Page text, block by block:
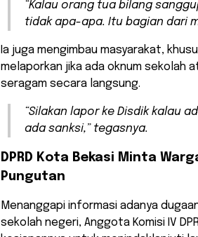
“Kalau orang tua bilang
tidak apa-apa. Itu bagian dari
Ia juga mengimbau masyarakat,
melaporkan jika ada oknum sekolah
seragam secara langsung.
“Silakan lapor ke Disdik kalau
ada sanksi,” tegasnya.
DPRD Kota Bekasi Minta
Pungutan
Menanggapi informasi adanya
sekolah negeri, Anggota Komisi IV